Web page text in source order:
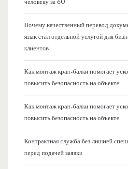
человеку за 60
Почему качественный перевод
язык стал отдельной услугой для
клиентов
Как монтаж кран-балки помогает
повысить безопасность на объекте
Как монтаж кран-балки помогает
повысить безопасность на объекте
Контрактная служба без лишней
перед подачей заявки